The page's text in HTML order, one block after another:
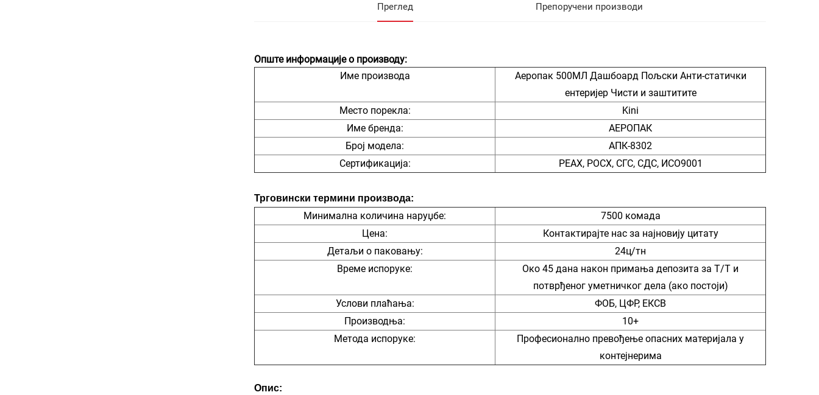
Преглед Препоручени производи
Опште информације о производу:
Име производа
Аеропак 500МЛ Дашбоард Пољски Анти-статички
ентеријер Чисти и заштитите
Место порекла:
Kini
Име бренда:
АЕРОПАК
Број модела:
АПК-8302
Сертификација:
РЕАХ, РОСХ, СГС, СДС, ИСО9001
Трговински термини производа:
Минимална количина наруџбе:
7500 комада
Цена:
Контактирајте нас за најновију цитату
Детаљи о паковању:
24ц/тн
Време испоруке:
Око 45 дана након примања депозита за Т/Т и
потврђеног уметничког дела (ако постоји)
Услови плаћања:
ФОБ, ЦФР, ЕКСВ
Производња:
10+
Метода испоруке:
Професионално превођење опасних материјала у
контејнерима
Опис: